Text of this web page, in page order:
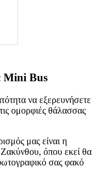
Mini Bus
να εξερευνήσετε
ομορφιές θάλασσας
μας είναι η
όπου εκεί θα
σας φακό